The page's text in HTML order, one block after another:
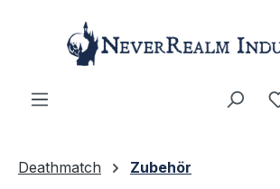
Zum Hauptinhalt springen
Deathmatch Zubehör